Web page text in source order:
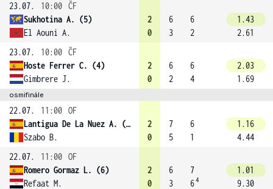
23.07.
10:00 ČF
Sukhotina A. (5)
El Aouni A.
2
0
6
3
6
2
1.43
2.61
23.07.
10:00 ČF
Hoste Ferrer C. (4)
Gimbrere J.
2
0
6
2
6
4
2.03
1.69
osmifinále
22.07. 11:00 OF
Lantigua De La Nuez A. (1)
Szabo B.
2
0
7
5
6
1
1.16
4.44
22.07.
11:00 OF
Romero Gormaz L. (6)
Refaat M.
2
0
6
3
7
64
1.01
9.30